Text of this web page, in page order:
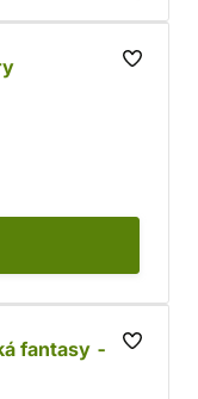
fantasy -